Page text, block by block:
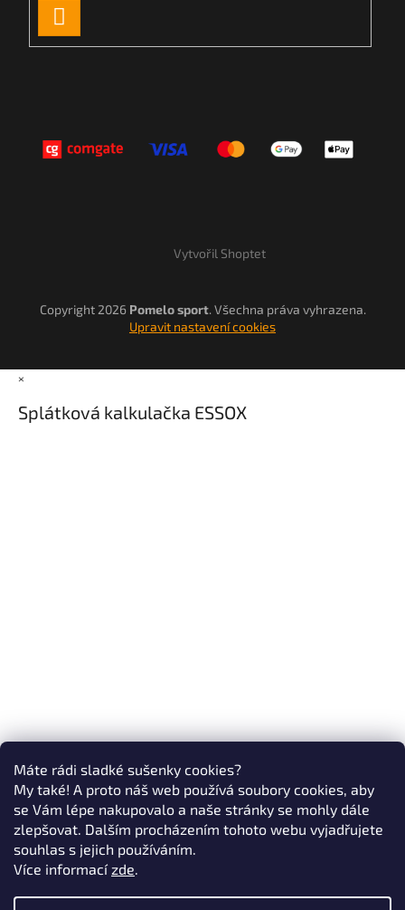
Máte rádi sladké sušenky cookies?
My také! A proto náš web používá soubory cookies, aby
se Vám lépe nakupovalo a naše stránky se mohly dále
zlepšovat. Dalším procházením tohoto webu vyjadřujete
souhlas s jejich používáním.
Více informacízde.
SE
Vytvořil Shoptet
Copyright 2026 Pomelo sport. Všechna práva vyhrazena.
Upravit nastavení cookies
×
Splátková kalkulačka ESSOX